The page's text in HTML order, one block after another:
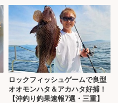
ロックフィッシュゲームで良型
オオモンハタ＆アカハタ好捕！
【沖釣り釣果速報7選・三重】